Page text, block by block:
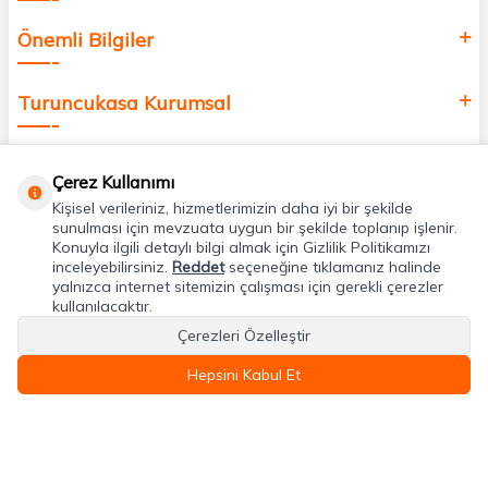
Önemli Bilgiler
Turuncukasa Kurumsal
Uygulamalarımız
Adres & İletişim
Çerez Kullanımı
Kişisel verileriniz, hizmetlerimizin daha iyi bir şekilde
sunulması için mevzuata uygun bir şekilde toplanıp işlenir.
Konuyla ilgili detaylı bilgi almak için Gizlilik Politikamızı
inceleyebilirsiniz. Reddetseçeneğine tıklamanız halinde
yalnızca internet sitemizin çalışması için gerekli çerezler
kullanılacaktır.
Çerezleri Özelleştir
Hepsini Kabul Et